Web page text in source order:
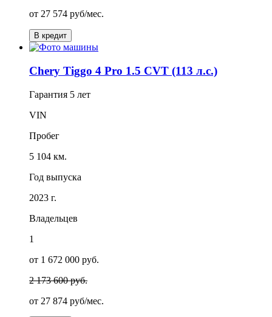
от 27 574 руб/мес.
В кредит
Chery Tiggo 4 Pro 1.5 CVT (113 л.с.)
Гарантия 5 лет
VIN
Пробег
5 104 км.
Год выпуска
2023 г.
Владельцев
1
от 1 672 000 руб.
2 173 600 руб.
от 27 874 руб/мес.